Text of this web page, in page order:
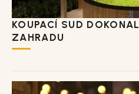
KOUPACÍ SUD
ZAHRADU